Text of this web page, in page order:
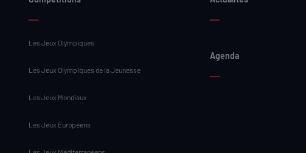
Les Jeux Olympiques
Les Jeux Olympiques de la Jeunesse
Les Jeux Mondiaux
Les Jeux Européens
Agenda